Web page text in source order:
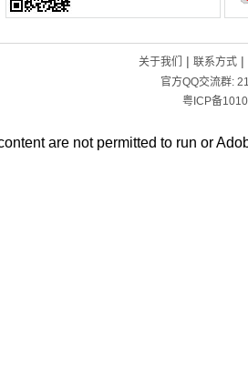
关于我们 | 联系方式|
官方QQ交流群:
粤ICP备
are not permitted to run or